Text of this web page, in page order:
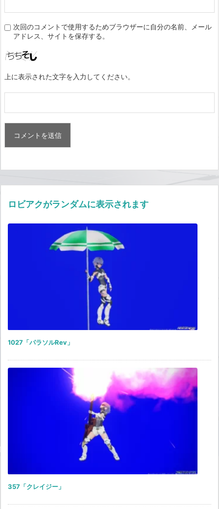
次回のコメントで使用するためブラウザーに自分の名前、メール
アドレス、サイトを保存する。
上に表示された文字を入力してください。
ロビアクがランダムに表示されます
1027「パラソルRev」
357「クレイジー」